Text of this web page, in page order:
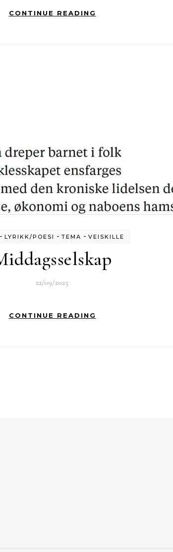
CONTINUE READING
LYRIKK/POESI - TEMA - VEISKILLE
22/09/2025
CONTINUE READING